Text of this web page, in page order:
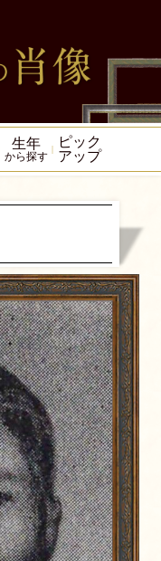
生年
から探す
ピック
アップ